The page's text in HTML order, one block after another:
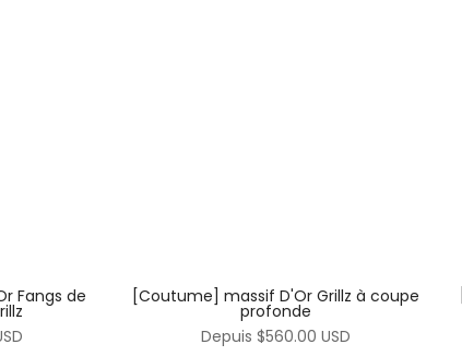
Fangs de [Coutume] massif D'Or Grillz à coupe
profonde
Depuis $560.00 USD